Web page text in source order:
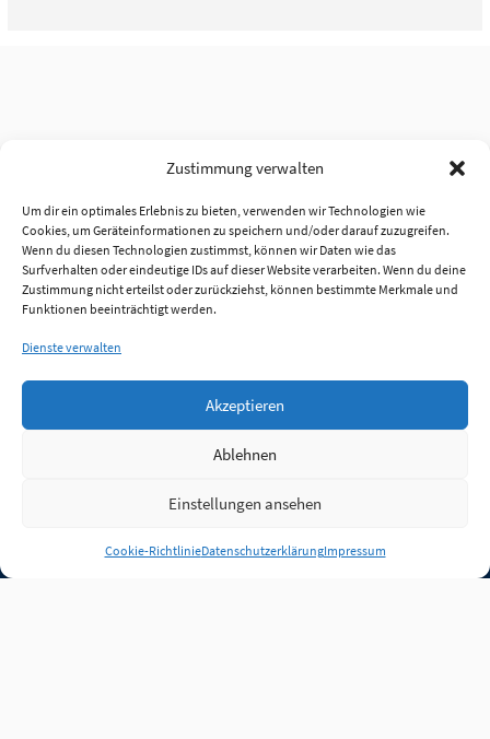
Zustimmung verwalten
Um dir ein optimales Erlebnis zu bieten, verwenden wir Technologien wie
Cookies, um Geräteinformationen zu speichern und/oder darauf zuzugreifen.
Wenn du diesen Technologien zustimmst, können wir Daten wie das
Surfverhalten oder eindeutige IDs auf dieser Website verarbeiten. Wenn du deine
Zustimmung nicht erteilst oder zurückziehst, können bestimmte Merkmale und
Funktionen beeinträchtigt werden.
Dienste verwalten
Akzeptieren
Ablehnen
Einstellungen ansehen
Cookie-RichtlinieDatenschutzerklärungImpressum
Anmelden
Jobs Partner FAQ Quellen